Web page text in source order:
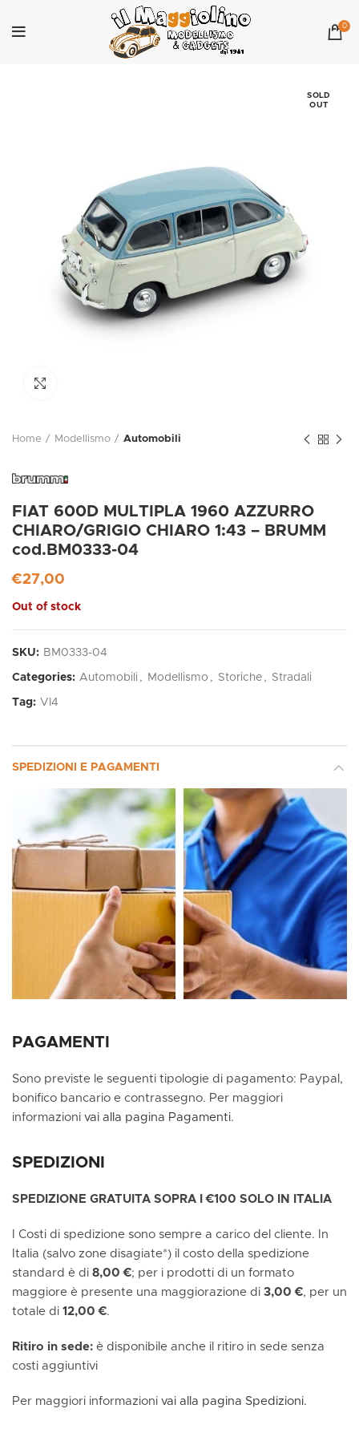
0
SOLD
OUT
Home Modellismo Automobili
FIAT 600D MULTIPLA 1960 AZZURRO
CHIARO/GRIGIO CHIARO 1:43 – BRUMM
cod.BM0333-04
€27,00
Out of stock
SKU: BM0333-04
Categories: Automobili , Modellismo , Storiche , Stradali
Tag: VI4
SPEDIZIONI E PAGAMENTI
PAGAMENTI
Sono previste le seguenti tipologie di pagamento: Paypal,
bonifico bancario e contrassegno. Per maggiori
informazioni vai alla pagina Pagamenti.
SPEDIZIONI
SPEDIZIONE GRATUITA SOPRA I €100 SOLO IN ITALIA
I Costi di spedizione sono sempre a carico del cliente. In
Italia (salvo zone disagiate*) il costo della spedizione
standard è di 8,00 €; per i prodotti di un formato
maggiore è presente una maggiorazione di 3,00 €, per un
totale di 12,00 €.
Ritiro in sede: è disponibile anche il ritiro in sede senza
costi aggiuntivi
Per maggiori informazioni vai alla pagina Spedizioni.